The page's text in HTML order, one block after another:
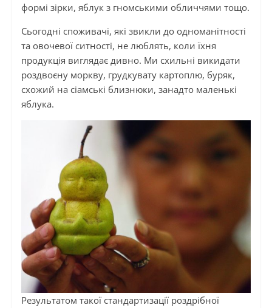
формі зірки, яблук з гномськими обличчями тощо.
Сьогодні споживачі, які звикли до одноманітності
та овочевої ситності, не люблять, коли їхня
продукція виглядає дивно. Ми схильні викидати
роздвоєну моркву, грудкувату картоплю, буряк,
схожий на сіамські близнюки, занадто маленькі
яблука.
Результатом такої стандартизації роздрібної